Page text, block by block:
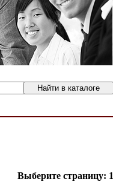
Выберите страницу: 1